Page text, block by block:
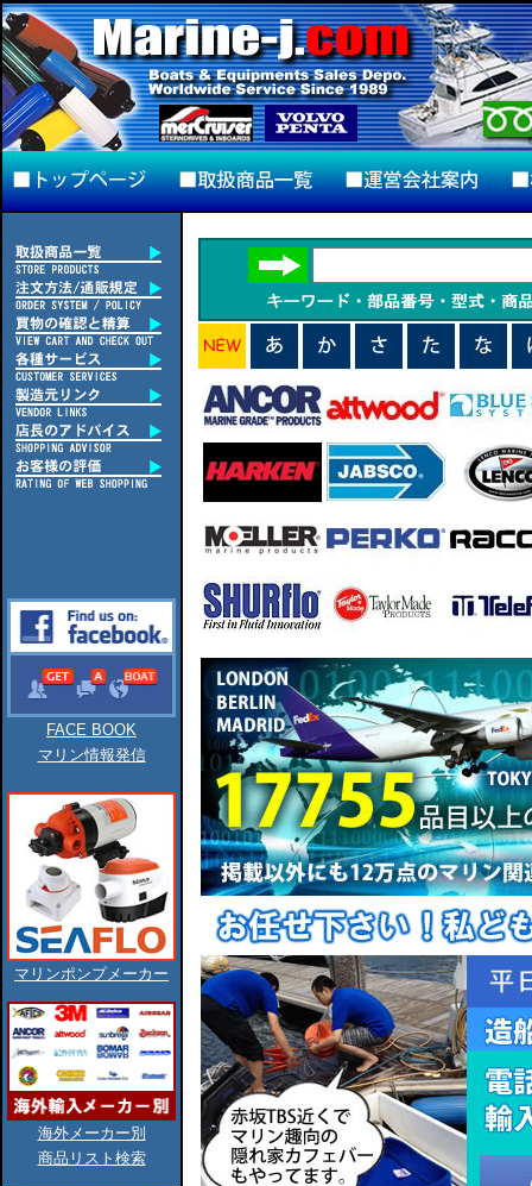
FACE BOOK
マリン情報発信
マリンポンプメーカー
海外メーカー別
商品リスト検索